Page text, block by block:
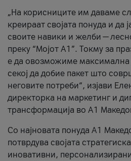
„На корисниците им даваме
креираат својата понуда и да
своите навики и желби —
преку “Мојот А1”. Токму за
е да овозможиме максимална
секој да добие пакет што
неговите потреби“, изјави
директорка на маркетинг и
трансформација во А1
Со најновата понуда А1
потврдува својата
иновативни,